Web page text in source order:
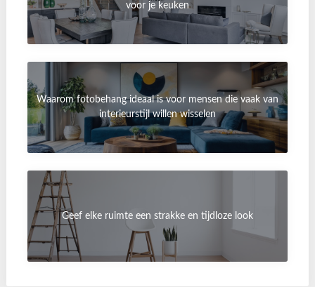
voor je keuken
Waarom fotobehang ideaal is voor mensen die vaak van
interieurstijl willen wisselen
Geef elke ruimte een strakke en tijdloze look